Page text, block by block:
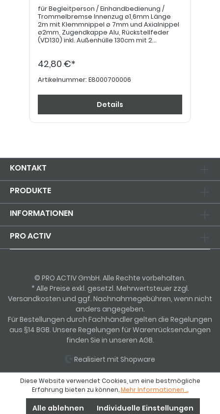
für Begleitperson / Einhandbedienung /
Trommelbremse Innenzug ø1,6mm Länge
2m mit Klemmnippel ø 7mm und Axialnippel
ø2mm, Zugendkappe Alu, Rückstellfeder
(VD130) inkl. Außenhülle 130cm mit 2
42,80 €*
Artikelnummer: E8000700006
Details
KONTAKT
PRODUKTE
INFORMATIONEN
PRO ACTIV
© PRO ACTIV GmbH. Alle Rechte vorbehalten.
* Alle Preise exkl. gesetzl. Mehrwertsteuer zzgl.
Versandkosten und ggf. Nachnahmegebühren, wenn nicht
anders angegeben.
Für Bestellungen durch Fachhändler gelten die Regelungen
aus §14 BGB. Unsere Regelungen für Warenrücksendungen
finden Sie in unseren AGB.
Realisiert mit Shopware
Diese Website verwendet Cookies, um eine bestmögliche
Erfahrung bieten zu können.Mehr Informationen ...
Alle ablehnen Individuelle Einstellungen